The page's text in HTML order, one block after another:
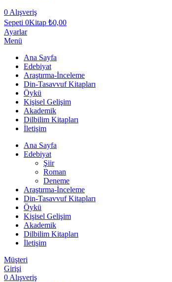
0 Alışveriş
Sepeti 0Kitap ₺0,00
Ayarlar
Menü
Ana Sayfa
Edebiyat
Araştırma-İnceleme
Din-Tasavvuf Kitapları
Öykü
Kişisel Gelişim
Akademik
Dilbilim Kitapları
İletişim
Ana Sayfa
Edebiyat
Şiir
Roman
Deneme
Araştırma-İnceleme
Din-Tasavvuf Kitapları
Öykü
Kişisel Gelişim
Akademik
Dilbilim Kitapları
İletişim
Müşteri
Girişi
0 Alışveriş